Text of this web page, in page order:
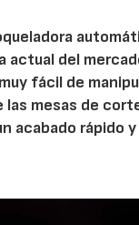
actual del
fácil de
mesas de
acabado rápido